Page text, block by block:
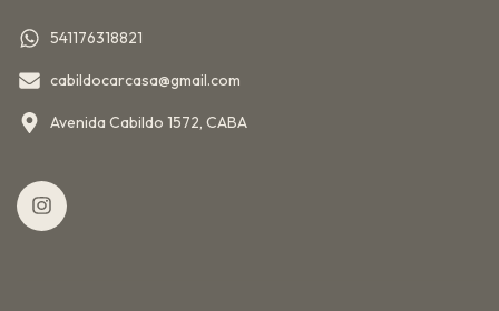
541176318821
cabildocarcasa@gmail.com
Avenida Cabildo 1572, CABA